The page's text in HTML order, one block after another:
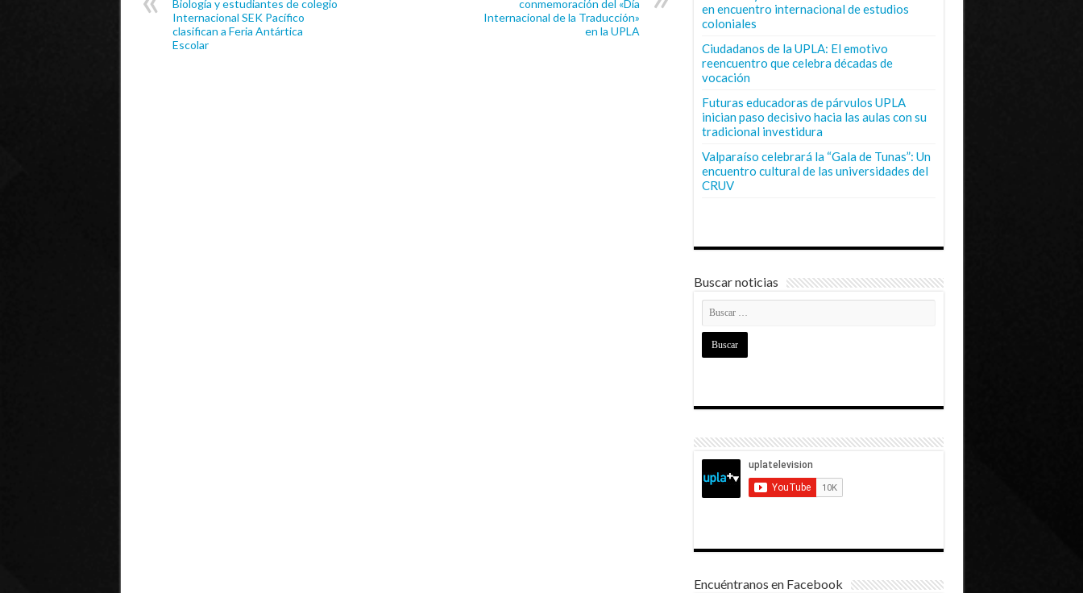
Biología y estudiantes de colegio
Internacional SEK Pacífico
clasifican a Feria Antártica
Escolar
conmemoración del «Día
Internacional de la Traducción»
en la UPLA
en encuentro internacional de estudios
coloniales
Ciudadanos de la UPLA: El emotivo
reencuentro que celebra décadas de
vocación
Futuras educadoras de párvulos UPLA
inician paso decisivo hacia las aulas con su
tradicional investidura
Valparaíso celebrará la “Gala de Tunas”: Un
encuentro cultural de las universidades del
CRUV
Buscar noticias
Encuéntranos en Facebook